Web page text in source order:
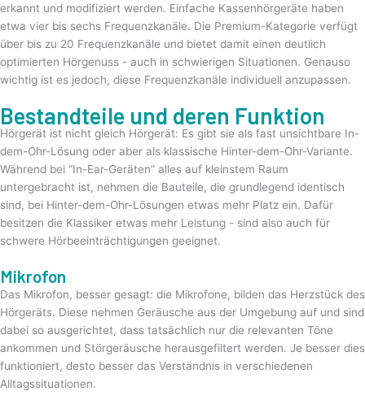
erkannt und modifiziert werden. Einfache Kassenhörgeräte haben
etwa vier bis sechs Frequenzkanäle. Die Premium-Kategorie verfügt
über bis zu 20 Frequenzkanäle und bietet damit einen deutlich
optimierten Hörgenuss - auch in schwierigen Situationen. Genauso
wichtig ist es jedoch, diese Frequenzkanäle individuell anzupassen.
Bestandteile und deren Funktion
Hörgerät ist nicht gleich Hörgerät: Es gibt sie als fast unsichtbare In-
dem-Ohr-Lösung oder aber als klassische Hinter-dem-Ohr-Variante.
Während bei “In-Ear-Geräten” alles auf kleinstem Raum
untergebracht ist, nehmen die Bauteile, die grundlegend identisch
sind, bei Hinter-dem-Ohr-Lösungen etwas mehr Platz ein. Dafür
besitzen die Klassiker etwas mehr Leistung - sind also auch für
schwere Hörbeeinträchtigungen geeignet.
Mikrofon
Das Mikrofon, besser gesagt: die Mikrofone, bilden das Herzstück des
Hörgeräts. Diese nehmen Geräusche aus der Umgebung auf und sind
dabei so ausgerichtet, dass tatsächlich nur die relevanten Töne
ankommen und Störgeräusche herausgefiltert werden. Je besser dies
funktioniert, desto besser das Verständnis in verschiedenen
Alltagssituationen.